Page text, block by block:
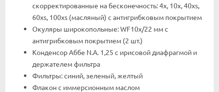
скорректированные на бесконечность: 4x, 10x, 40xs,
60xs, 100xs (масляный) с антигрибковым покрытием
Окуляры широкопольные: WF10x/22 мм с
антигрибковым покрытием (2 шт.)
Конденсор Аббе N.A. 1,25 с ирисовой диафрагмой и
держателем фильтра
Фильтры: синий, зеленый, желтый
Флакон с иммерсионным маслом